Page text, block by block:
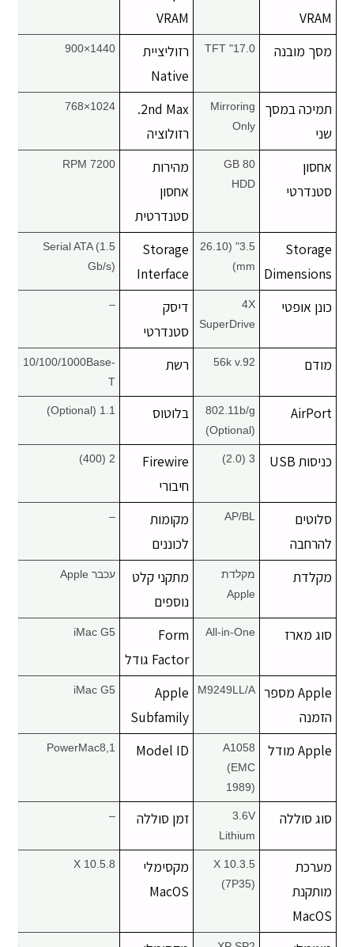
VRAM
VRAM
מסך מובנה 17.0" TFT
רזוליציית
Native
1440×900
תמיכה במסך
שני
Mirroring
Only
2nd Max.
רזולוציה
1024×768
אחסון
סטנדרטי
80 GB
HDD
מהירות
אחסון
סטנדרטית
7200 RPM
Storage
Dimensions
3.5" (26.10
mm)
Storage
Interface
Serial ATA (1.5
Gb/s)
כונן אופטי
4X
SuperDrive
דיסק
סטנדרטי
–
מודם 56k v.92 רשת
10/100/1000Base-
T
AirPort
802.11b/g
(Optional)
בלוטוס 1.1 (Optional)
כניסות USB 3 (2.0)
Firewire
חיבורי
2 (400)
סלוטים
להרחבה
AP/BL
מקומות
לכוננים
–
מקלדת
מקלדת
Apple
מתקני קלט
נוספים
עכבר Apple
סוג מארז All-in-One
Form
Factor גודל
iMac G5
Apple מספר
הזמנה
M9249LL/A
Apple
Subfamily
iMac G5
Apple מודל
A1058
(EMC
1989)
Model ID
PowerMac8,1
סוג סוללה
3.6V
Lithium
זמן סוללה –
מערכת
מותקנת
MacOS
X 10.3.5
(7P35)
מקסימלי
MacOS
X 10.5.8